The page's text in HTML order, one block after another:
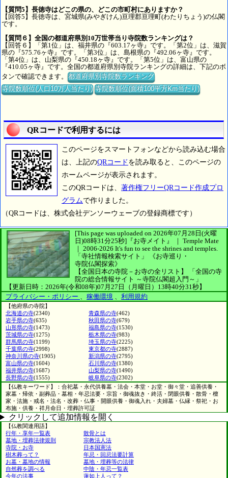
【質問5】長徳寺はどこの県の、どこの市町村にありますか？
【回答5】長徳寺は、宮城県(みやぎけん)亘理郡亘理町(わたりちょう)の仏閣
です。
【質問６】全国の都道府県別10万世帯当り寺院数ランキングは？
【回答６】「第1位」は、福井県の『603.17ヶ寺』です。「第2位」は、滋賀
県の『575.76ヶ寺』です。「第3位」は、島根県の『492.06ヶ寺』です。
「第4位」は、山梨県の『450.18ヶ寺』です。「第5位」は、富山県の
『410.05ヶ寺』です。全国の都道府県別寺院ランキングの詳細は、下記のボ
タンで確認できます。都道府県別寺院数ランキング
寺院数順位(人口10万人当たり) 寺院数順位(面積100平方Km当たり)
QRコードで利用するには
このページをスマートフォンなどから読み込む場合
は、上記のQRコード を読み取ると、このページの
ホームページが表示されます。
このQRコードは、 著作権フリーQRコード作成プロ
グラムで作りました。
（QRコードは、株式会社デンソーウェーブの登録商標です）
[This page was uploaded on 2026年07月28日(火曜
日)08時31分25秒] 『お寺メイト』 ｜ Temple Mate
｜ 2006-2026 It's fun to see the shrines and temples.
「寺社情報検索サイト」
《お寺巡り・
寺院仏閣探索》
【全国日本の寺院－お寺の全リスト】
「全国の寺
院の総合情報サイト ～寺院仏閣超入門～」
【更新日時：2026年(令和08年)07月27日（月曜日）13時40分31秒】
プライバシー・ポリシー 、 稼働環境 、 利用規約
【他府県の寺院】
北海道の寺(2340) 青森県の寺(462)
岩手県の寺(635) 秋田県の寺(679)
山形県の寺(1473) 福島県の寺(1530)
茨城県の寺(1275) 栃木県の寺(983)
群馬県の寺(1199) 埼玉県の寺(2225)
千葉県の寺(2998) 東京都の寺(2887)
神奈川県の寺(1905) 新潟県の寺(2795)
富山県の寺(1604) 石川県の寺(1380)
福井県の寺(1687) 山梨県の寺(1490)
長野県の寺(1555) 岐阜県の寺(2302)
【仏教キーワード】：合祀墓・永代供養墓・法会・本堂・お堂・御々堂・追善供養・
家墓・帰依・副葬品・墓相・年忌法要・宗旨・御魂抜き・終活・閉眼供養・散骨・檀
家・法施・戒名・法名・改葬・仏事・開眼供養・御魂入れ・夫婦墓・仏縁・祭祀・お
布施・供養・祥月命日・埋葬許可証
クリックして追加情報を開く
【仏教関連用語】
行年・享年一覧表
散骨とは
墓地・埋葬法律規則
宗教法人法
寺院・お寺
日本国憲法
樹木葬って？
年忌・回忌法要計算
お墓・墓地の情報
墓地・埋葬等の法律
自然葬を調べる
中陰・年忌一覧表
今年の法事
蓮如上人って？